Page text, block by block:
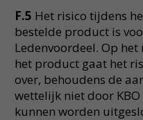
F.5 Het risico tijdens
bestelde product is
Ledenvoordeel. Op
het product gaat het
over, behoudens de
wettelijk niet door
kunnen worden